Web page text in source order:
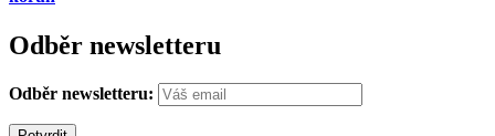
Odběr newsletteru
Odběr newsletteru: